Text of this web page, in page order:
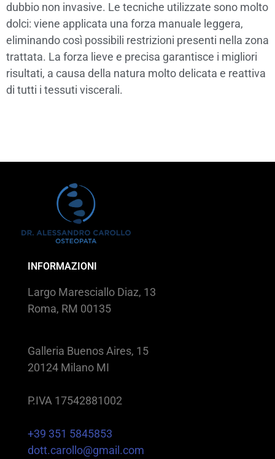
dubbio non invasive. Le tecniche utilizzate sono molto
dolci: viene applicata una forza manuale leggera,
eliminando così possibili restrizioni presenti nella zona
trattata. La forza lieve e precisa garantisce i migliori
risultati, a causa della natura molto delicata e reattiva
di tutti i tessuti viscerali.
INFORMAZIONI
Largo Maresciallo Diaz, 13
Roma, RM 00135
Galleria Buenos Aires, 15
20124 Milano MI
P.IVA 17542881002
+39 351 5845853
dott.carollo@gmail.com